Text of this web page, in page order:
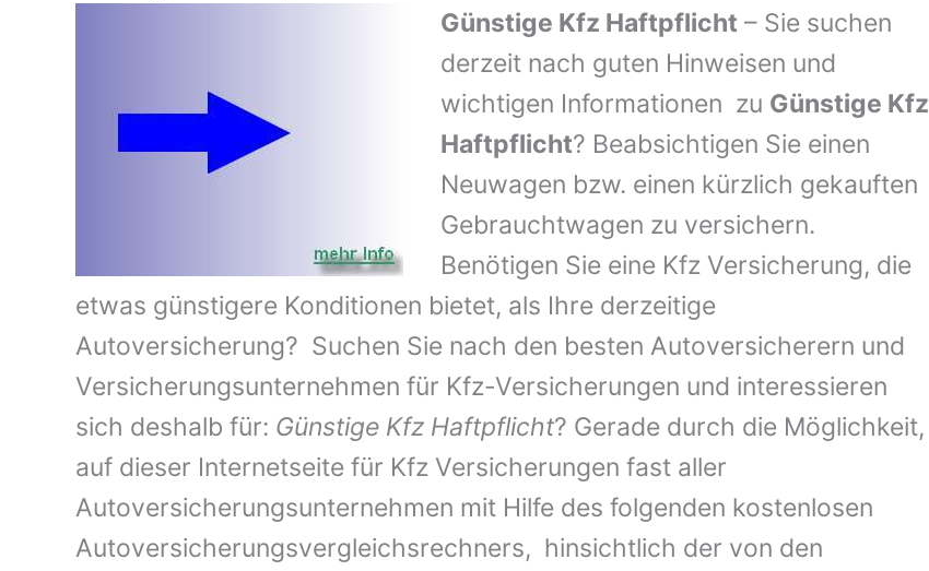
Günstige Kfz Haftpflicht – Sie suchen
derzeit nach guten Hinweisen und
wichtigen Informationen zu Günstige Kfz
Haftpflicht? Beabsichtigen Sie einen
Neuwagen bzw. einen kürzlich gekauften
Gebrauchtwagen zu versichern.
Benötigen Sie eine Kfz Versicherung, die
etwas günstigere Konditionen bietet, als Ihre derzeitige
Autoversicherung? Suchen Sie nach den besten Autoversicherern und
Versicherungsunternehmen für Kfz-Versicherungen und interessieren
sich deshalb für: Günstige Kfz Haftpflicht? Gerade durch die Möglichkeit,
auf dieser Internetseite für Kfz Versicherungen fast aller
Autoversicherungsunternehmen mit Hilfe des folgenden kostenlosen
Autoversicherungsvergleichsrechners, hinsichtlich der von den